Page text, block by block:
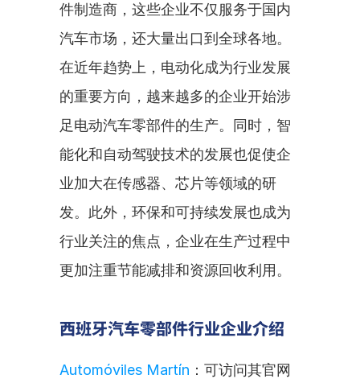
件制造商，这些企业不仅服务于国内
汽车市场，还大量出口到全球各地。
在近年趋势上，电动化成为行业发展
的重要方向，越来越多的企业开始涉
足电动汽车零部件的生产。同时，智
能化和自动驾驶技术的发展也促使企
业加大在传感器、芯片等领域的研
发。此外，环保和可持续发展也成为
行业关注的焦点，企业在生产过程中
更加注重节能减排和资源回收利用。
西班牙汽车零部件行业企业介绍
Automóviles Martín ：可访问其官网